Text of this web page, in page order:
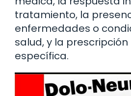
tratamiento, la
enfermedades o
salud, y la
específica.